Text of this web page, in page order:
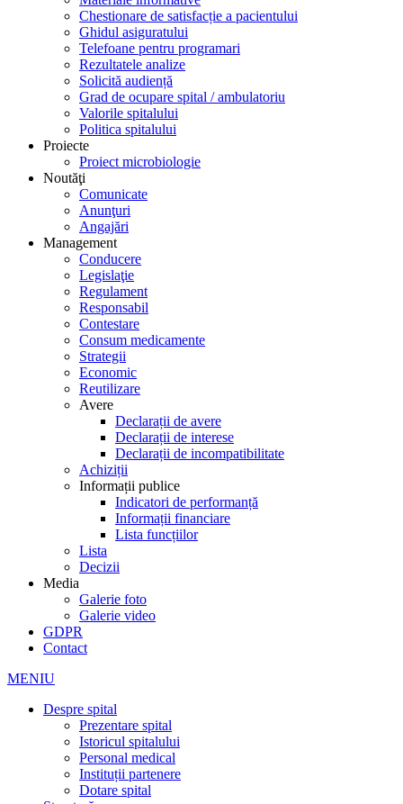
Chestionare de satisfacție a pacientului
Ghidul asiguratului
Telefoane pentru programari
Rezultatele analize
Solicită audiență
Grad de ocupare spital / ambulatoriu
Valorile spitalului
Politica spitalului
Proiecte
Proiect microbiologie
Noutăţi
Comunicate
Anunţuri
Angajări
Management
Conducere
Legislaţie
Regulament
Responsabil
Contestare
Consum medicamente
Strategii
Economic
Reutilizare
Avere
Declarații de avere
Declarații de interese
Declarații de incompatibilitate
Achiziții
Informații publice
Indicatori de performanță
Informații financiare
Lista funcțiilor
Lista
Decizii
Media
Galerie foto
Galerie video
GDPR
Contact
MENIU
Despre spital
Prezentare spital
Istoricul spitalului
Personal medical
Instituții partenere
Dotare spital